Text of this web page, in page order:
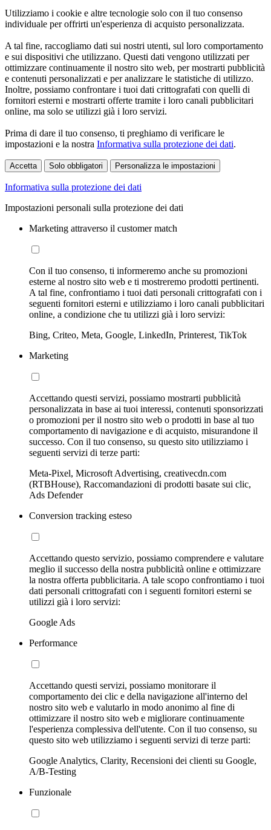
Utilizziamo i cookie e altre tecnologie solo con il tuo consenso
individuale per offrirti un'esperienza di acquisto personalizzata.
A tal fine, raccogliamo dati sui nostri utenti, sul loro comportamento
e sui dispositivi che utilizzano. Questi dati vengono utilizzati per
ottimizzare continuamente il nostro sito web, per mostrarti pubblicità
e contenuti personalizzati e per analizzare le statistiche di utilizzo.
Inoltre, possiamo confrontare i tuoi dati crittografati con quelli di
fornitori esterni e mostrarti offerte tramite i loro canali pubblicitari
online, ma solo se utilizzi già i loro servizi.
Prima di dare il tuo consenso, ti preghiamo di verificare le
impostazioni e la nostra Informativa sulla protezione dei dati.
Accetta Solo obbligatori Personalizza le impostazioni
Informativa sulla protezione dei dati
Impostazioni personali sulla protezione dei dati
Marketing attraverso il customer match
Con il tuo consenso, ti informeremo anche su promozioni
esterne al nostro sito web e ti mostreremo prodotti pertinenti.
A tal fine, confrontiamo i tuoi dati personali crittografati con i
seguenti fornitori esterni e utilizziamo i loro canali pubblicitari
online, a condizione che tu utilizzi già i loro servizi:
Bing, Criteo, Meta, Google, LinkedIn, Printerest, TikTok
Marketing
Accettando questi servizi, possiamo mostrarti pubblicità
personalizzata in base ai tuoi interessi, contenuti sponsorizzati
o promozioni per il nostro sito web o prodotti in base al tuo
comportamento di navigazione e di acquisto, misurandone il
successo. Con il tuo consenso, su questo sito utilizziamo i
seguenti servizi di terze parti:
Meta-Pixel, Microsoft Advertising, creativecdn.com
(RTBHouse), Raccomandazioni di prodotti basate sui clic,
Ads Defender
Conversion tracking esteso
Accettando questo servizio, possiamo comprendere e valutare
meglio il successo della nostra pubblicità online e ottimizzare
la nostra offerta pubblicitaria. A tale scopo confrontiamo i tuoi
dati personali crittografati con i seguenti fornitori esterni se
utilizzi già i loro servizi:
Google Ads
Performance
Accettando questi servizi, possiamo monitorare il
comportamento dei clic e della navigazione all'interno del
nostro sito web e valutarlo in modo anonimo al fine di
ottimizzare il nostro sito web e migliorare continuamente
l'esperienza complessiva dell'utente. Con il tuo consenso, su
questo sito web utilizziamo i seguenti servizi di terze parti:
Google Analytics, Clarity, Recensioni dei clienti su Google,
A/B-Testing
Funzionale